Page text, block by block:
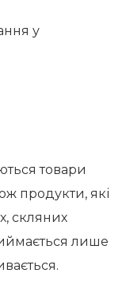
у
товари
продукти, які
скляних
лише